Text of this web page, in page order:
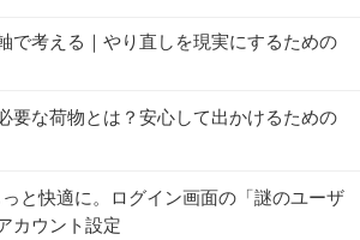
で考える｜やり直しを現実にするための
要な荷物とは？安心して出かけるための
と快適に。ログイン画面の「謎のユーザ
カウント設定